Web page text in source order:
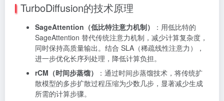
TurboDiffusion的技术原理
SageAttention（低比特注意力机制）
：用低比特的
SageAttention 替代传统注意力机制，减少计算复杂度，
同时保持高质量输出。结合 SLA（稀疏线性注意力），
进一步优化长序列处理，降低计算负担。
rCM（时间步蒸馏）
：通过时间步蒸馏技术，将传统扩
散模型的多步扩散过程压缩为少数几步，显著减少生成
所需的计算步骤。